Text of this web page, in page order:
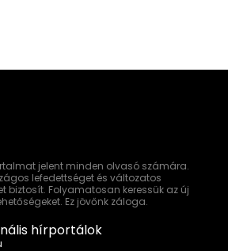
jelent minden olvasó számára.
lefedettséget és változatos
biztosít. Folyamatosan keressük az új
Ez jövőnk záloga.
hírportálok